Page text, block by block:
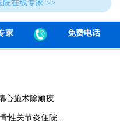
生活
感觉腰酸背疼，起初以
着时间的推移逐渐加重，
膏药，做理疗，去按摩店
各种治疗方法，但较多缓
区义诊，骨科专家主任
院在线专家 >>
家 免费电话
心施术除顽疾
性关节炎住院...